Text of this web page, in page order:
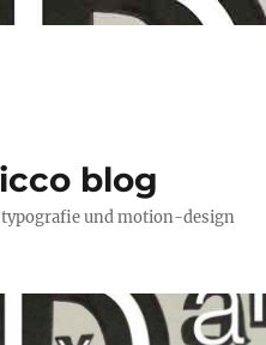
blog
und motion-design